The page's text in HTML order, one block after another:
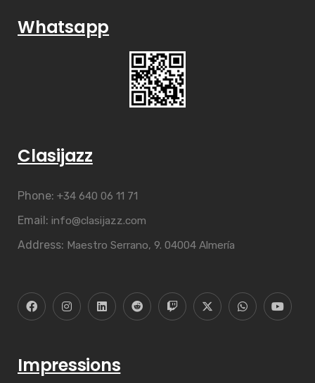
Whatsapp
Clasijazz
Phone: +34 640 06 11 71
Email: info@clasijazz.com
Address: Maestro Serrano, 9. 04004 Almería
Impressions